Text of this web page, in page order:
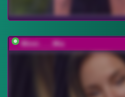
Minni____Mia